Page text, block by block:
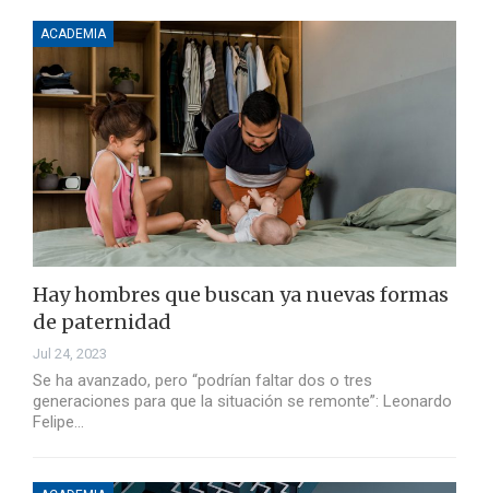
ACADEMIA
Hay hombres que buscan ya nuevas formas
de paternidad
Jul 24, 2023
Se ha avanzado, pero “podrían faltar dos o tres
generaciones para que la situación se remonte”: Leonardo
Felipe…